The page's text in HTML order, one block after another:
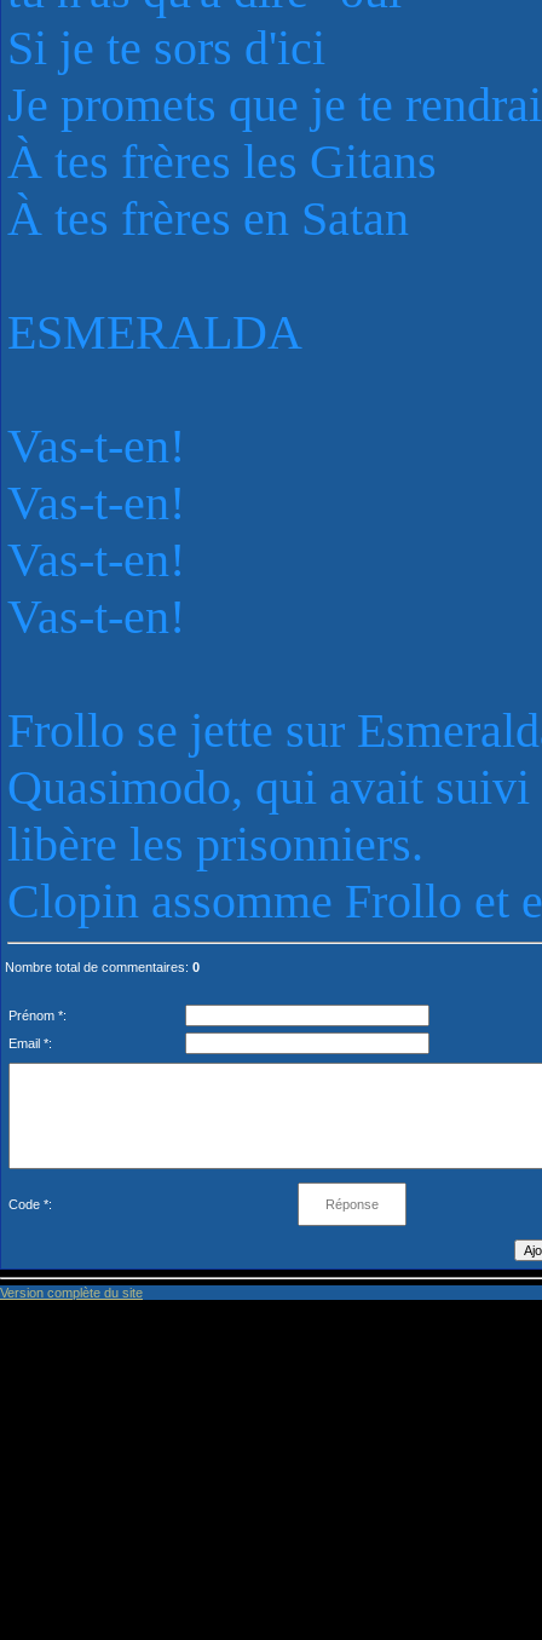
Si je te sors d'ici
Je promets que je te rendrai
À tes frères les Gitans
À tes frères en Satan
ESMERALDA
Vas-t-en!
Vas-t-en!
Vas-t-en!
Vas-t-en!
Frollo se jette sur
Quasimodo, qui avait
libère les prisonniers.
Clopin assomme Frollo et
Nombre total de commentaires: 0
Prénom *:
Email *:
Code *:
Version complète du site